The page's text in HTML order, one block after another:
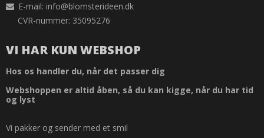
E-mail: info@blomsterideen.dk
CVR-nummer: 35095276
VI HAR KUN WEBSHOP
Hos os handler du, når det passer dig
Webshoppen er altid åben, så du kan kigge, når du har tid
og lyst
Vi pakker og sender med et smil